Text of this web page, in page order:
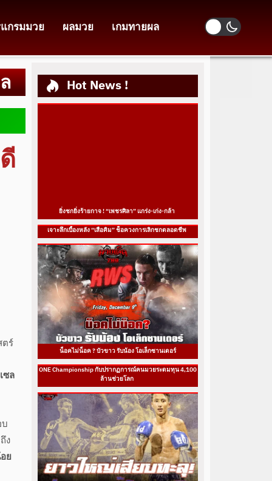
กรมมวย ผลมวย เกมทายผล
ร์
ซล
ง
ย
Hot News !
ยิ่งชกยิ่งร้ายกาจ ! “เพชรศิลา” แกร่ง-เก่ง-กล้า
เจาะลึกเบื้องหลัง “เสือคิม” ช็อควงการเลิกชกตลอดชีพ
น็อคไม่น็อค ? บัวขาว รับน้อง โอเล็กซานเดอร์
ONE Championship กับปรากฏการณ์คนมวยระดมทุน 4,100
ล้านช่วยโลก